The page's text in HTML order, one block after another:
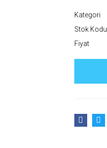
Kategori
Stok Kodu
Fiyat